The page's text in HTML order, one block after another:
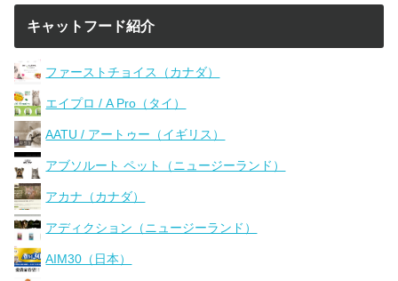
キャットフード紹介
ファーストチョイス（カナダ）
エイプロ / A Pro（タイ）
AATU / アートゥー（イギリス）
アブソルート ペット（ニュージーランド）
アカナ（カナダ）
アディクション（ニュージーランド）
AIM30（日本）